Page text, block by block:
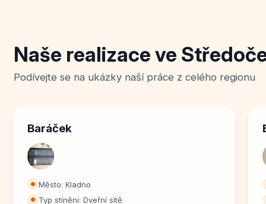
Naše realizace ve
Podívejte se na ukázky naší práce z celého regionu
Baráček
⏺ Město: Kladno
⏺ Typ stínění: Dveřní sítě